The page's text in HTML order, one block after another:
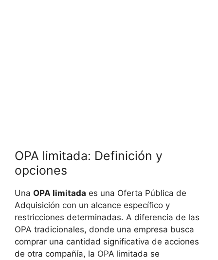
OPA limitada: Definición y
opciones
Una OPA limitada es una Oferta Pública de
Adquisición con un alcance específico y
restricciones determinadas. A diferencia de las
OPA tradicionales, donde una empresa busca
comprar una cantidad significativa de acciones
de otra compañía, la OPA limitada se